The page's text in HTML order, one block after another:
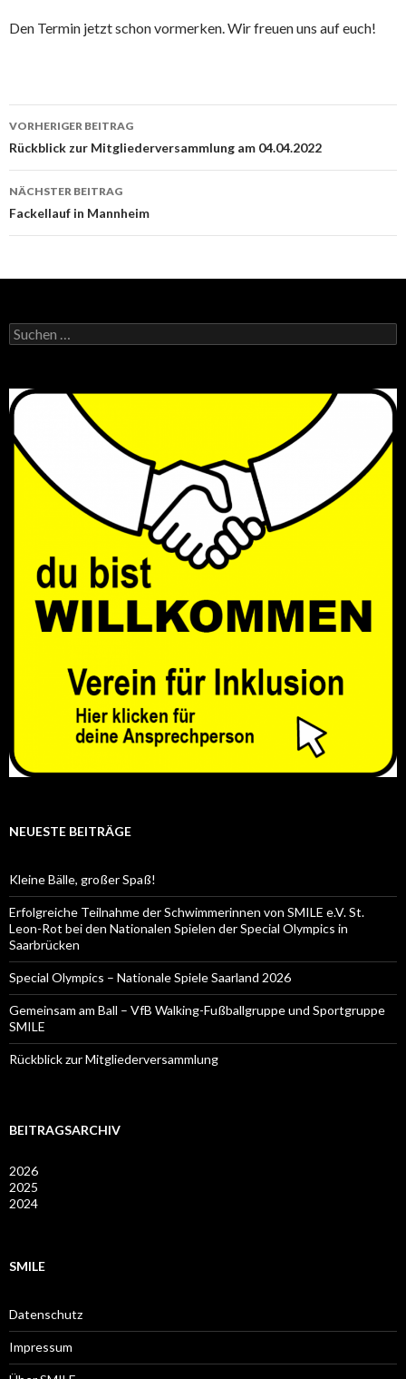
Den Termin jetzt schon vormerken. Wir freuen uns auf euch!
Beitrags-
Navigation
VORHERIGER BEITRAG
Rückblick zur Mitgliederversammlung am 04.04.2022
NÄCHSTER BEITRAG
Fackellauf in Mannheim
Suchen
nach:
NEUESTE BEITRÄGE
Kleine Bälle, großer Spaß!
Erfolgreiche Teilnahme der Schwimmerinnen von SMILE e.V. St.
Leon-Rot bei den Nationalen Spielen der Special Olympics in
Saarbrücken
Special Olympics – Nationale Spiele Saarland 2026
Gemeinsam am Ball – VfB Walking-Fußballgruppe und Sportgruppe
SMILE
Rückblick zur Mitgliederversammlung
BEITRAGSARCHIV
2026
2025
2024
SMILE
Datenschutz
Impressum